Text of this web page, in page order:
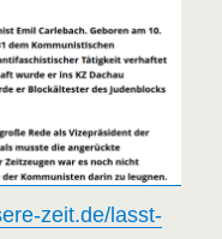
zeit.de/lasst-